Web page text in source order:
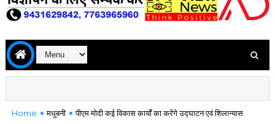
Home मधुबनी पीएम मोदी कई विकास कार्यों का करेंगे उद्घाटन एवं शिलान्यास